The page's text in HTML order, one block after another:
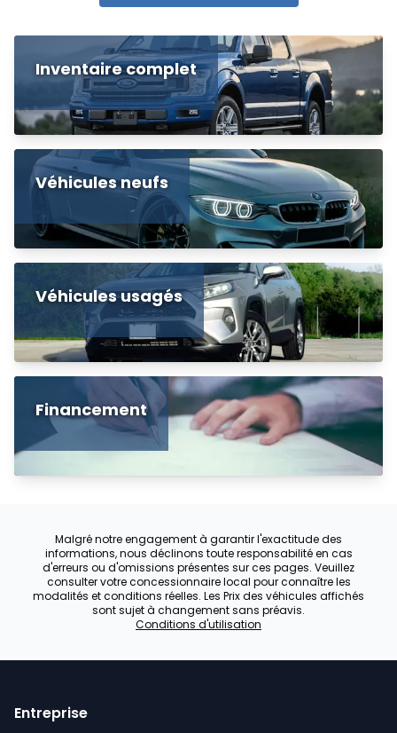
Inventaire complet
Véhicules neufs
Véhicules usagés
Financement
Malgré notre engagement à garantir l'exactitude des
informations, nous déclinons toute responsabilité en cas
d'erreurs ou d'omissions présentes sur ces pages. Veuillez
consulter votre concessionnaire local pour connaître les
modalités et conditions réelles. Les Prix des véhicules affichés
sont sujet à changement sans préavis.
Conditions d'utilisation
Entreprise